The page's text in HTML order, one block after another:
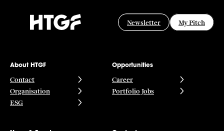
Newsletter My Pitch
About HTGF
Contact
Organisation
ESG
Opportunities
Career
Portfolio Jobs